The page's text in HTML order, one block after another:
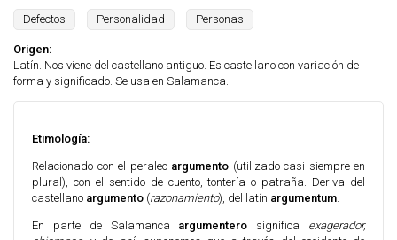
Defectos Personalidad Personas
Origen:
Latín. Nos viene del castellano antiguo. Es castellano con variación de
forma y significado. Se usa en Salamanca.
Etimología:
Relacionado con el peraleo argumento (utilizado casi siempre en
plural), con el sentido de cuento, tontería o patraña. Deriva del
castellano argumento (razonamiento), del latín argumentum.
En parte de Salamanca argumentero significa exagerador,